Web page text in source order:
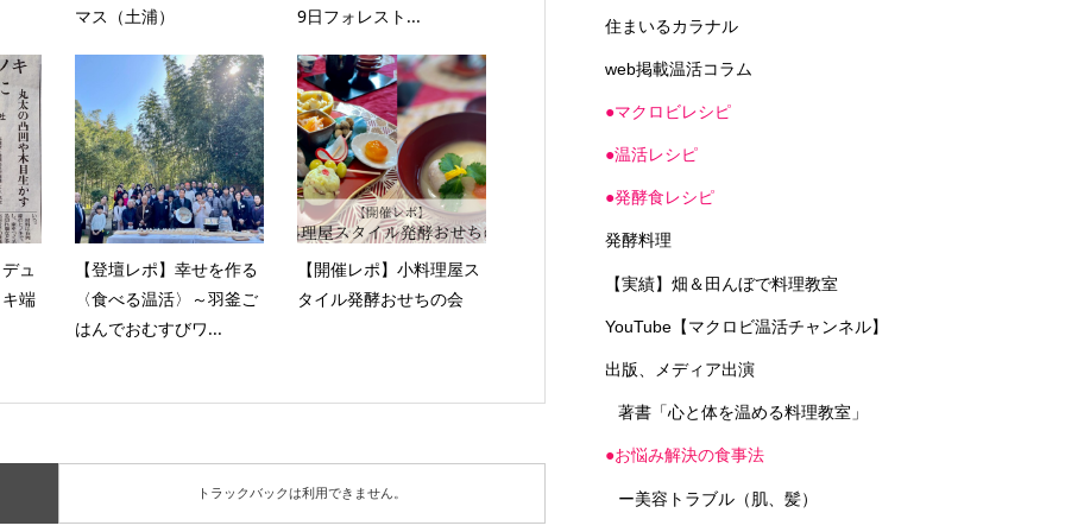
マス（土浦） 9日フォレスト...
ュ
端
【登壇レポ】幸せを作る
〈食べる温活〉～羽釜ご
はんでおむすびワ...
【開催レポ】小料理屋ス
タイル発酵おせちの会
トラックバックは利用できません。
住まいるカラナル
web掲載温活コラム
●マクロビレシピ
●温活レシピ
●発酵食レシピ
発酵料理
【実績】畑＆田んぼで料理教室
YouTube【マクロビ温活チャンネル】
出版、メディア出演
著書「心と体を温める料理教室」
●お悩み解決の食事法
ー美容トラブル（肌、髪）